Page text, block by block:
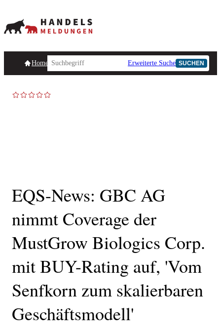
HomepageHandelsmeldungen Ad-Hoc-Meldungen
Erweiterte Suche SUCHEN
EQS-News: GBC AG
nimmt Coverage der
MustGrow Biologics Corp.
mit BUY-Rating auf, 'Vom
Senfkorn zum skalierbaren
Geschäftsmodell'